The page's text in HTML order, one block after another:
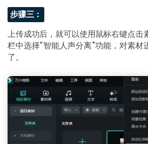
步骤三：
上传成功后，就可以使用鼠标右键点击
栏中选择“智能人声分离”功能，对素材
了。